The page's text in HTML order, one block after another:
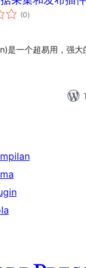
(0total
rating
)
一个超易用，强大